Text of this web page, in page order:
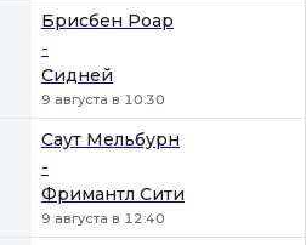
Брисбен Роар
-
Сидней
9 августа в 10:30
Саут Мельбурн
-
Фримантл Сити
9 августа в 12:40